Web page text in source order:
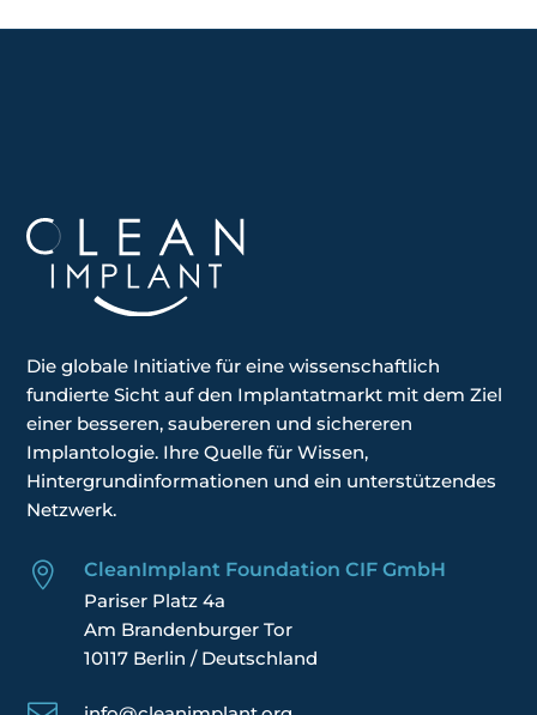
Die globale Initiative für eine wissenschaftlich
fundierte Sicht auf den Implantatmarkt mit dem Ziel
einer besseren, saubereren und sichereren
Implantologie. IhreQuelle für Wissen,
Hintergrundinformationen und ein unterstützendes
Netzwerk.

CleanImplant Foundation CIF GmbH
Pariser Platz 4a
Am Brandenburger Tor
10117 Berlin / Deutschland